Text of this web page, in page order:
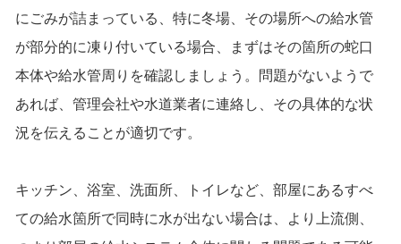
にごみが詰まっている、特に冬場、その場所への給水管
が部分的に凍り付いている場合、まずはその箇所の蛇口
本体や給水管周りを確認しましょう。問題がないようで
あれば、管理会社や水道業者に連絡し、その具体的な状
況を伝えることが適切です。
キッチン、浴室、洗面所、トイレなど、部屋にあるすべ
ての給水箇所で同時に水が出ない場合は、より上流側、